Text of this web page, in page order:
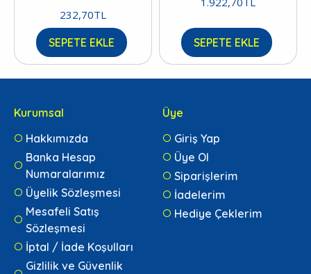
232,70TL
SEPETE EKLE
SEPETE EKLE
Kurumsal
Hakkımızda
Banka Hesap
Numaralarımız
Üyelik Sözleşmesi
Mesafeli Satış
Sözleşmesi
İptal / İade Koşulları
Gizlilik ve Güvenlik
Üye
Giriş Yap
Üye Ol
Siparişlerim
İadelerim
Hediye Çeklerim